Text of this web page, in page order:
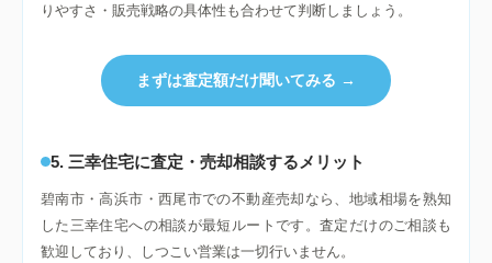
りやすさ・販売戦略の具体性も合わせて判断しましょう。
まずは査定額だけ聞いてみる →
5. 三幸住宅に査定・売却相談するメリット
碧南市・高浜市・西尾市での不動産売却なら、地域相場を熟知
した三幸住宅への相談が最短ルートです。査定だけのご相談も
歓迎しており、しつこい営業は一切行いません。